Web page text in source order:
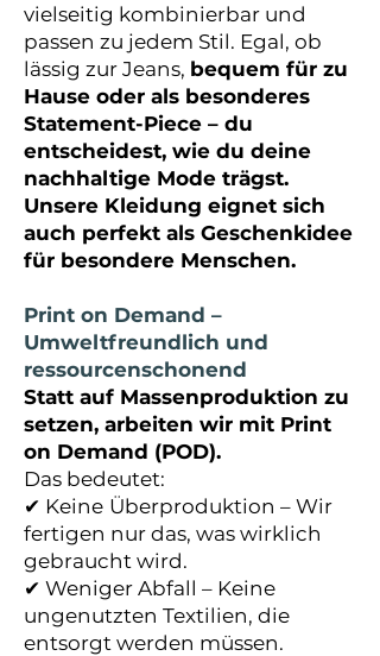
vielseitig kombinierbar und
passen zu jedem Stil. Egal, ob
lässig zur Jeans, bequem für zu
Hause oder als besonderes
Statement-Piece – du
entscheidest, wie du deine
nachhaltige Mode trägst.
Unsere Kleidung eignet sich
auch perfekt als Geschenkidee
für besondere Menschen.
Print on Demand –
Umweltfreundlich und
ressourcenschonend
Statt auf Massenproduktion zu
setzen, arbeiten wir mit Print
on Demand (POD).
Das bedeutet:
✔ Keine Überproduktion – Wir
fertigen nur das, was wirklich
gebraucht wird.
✔ Weniger Abfall – Keine
ungenutzten Textilien, die
entsorgt werden müssen.